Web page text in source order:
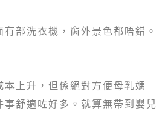
部洗衣機，窗外景色都唔錯。
本上升，但係絕對方便母乳媽
事舒適咗好多。就算無帶到嬰兒